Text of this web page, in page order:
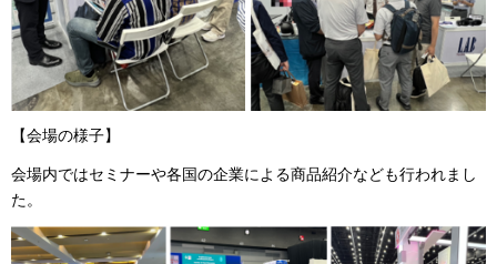
【会場の様子】
会場内ではセミナーや各国の企業による商品紹介なども行われまし
た。